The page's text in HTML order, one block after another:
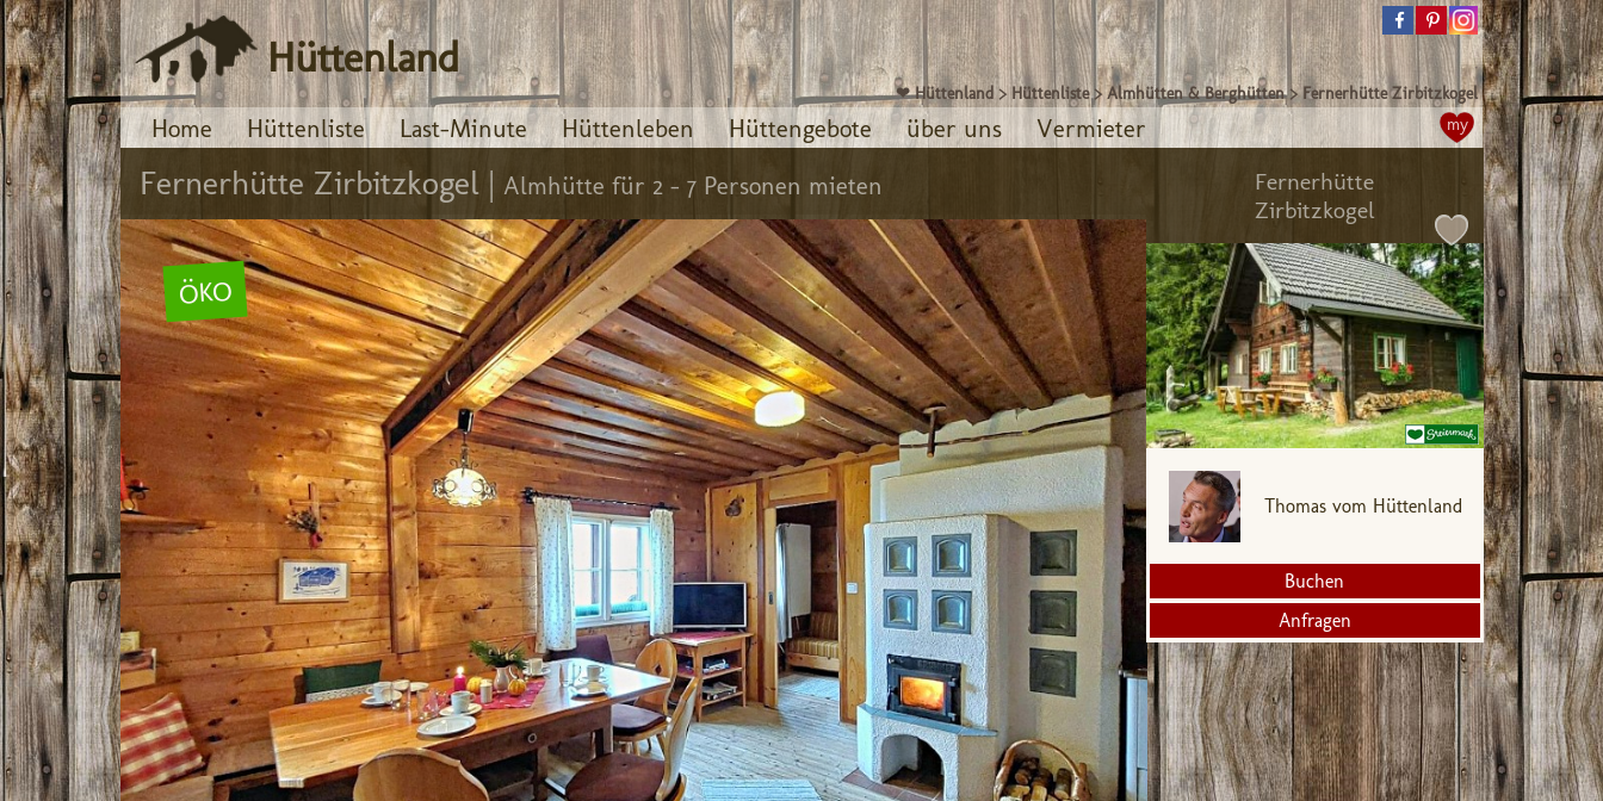
❤ Hüttenland > Hüttenliste >Almhütten & Berghütten >Fernerhütte Zirbitzkogel
Hüttenland
Home Hüttenliste Last-Minute Hüttenleben Hüttengebote über uns Vermieter my
Fernerhütte Zirbitzkogel | Almhütte für 2 - 7 Personen mieten
ÖKO
Fernerhütte
Zirbitzkogel
Thomas vom Hüttenland
Buchen
Anfragen